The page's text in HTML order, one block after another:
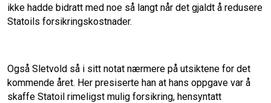
ikke hadde bidratt med noe så langt når det gjaldt å redusere
Statoils forsikringskostnader.
Også Sletvold så i sitt notat nærmere på utsiktene for det
kommende året. Her presiserte han at hans oppgave var å
skaffe Statoil rimeligst mulig forsikring, hensyntatt